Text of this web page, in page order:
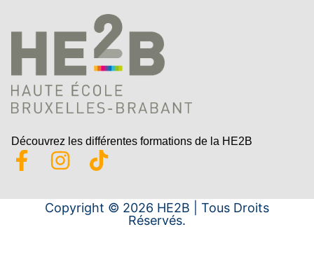
Découvrez les différentes formations de la HE2B
Copyright © 2026 HE2B | Tous Droits
Réservés.